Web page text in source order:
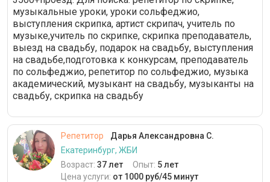
музыкальные уроки, уроки сольфеджио,
выступления скрипка, артист скрипач, учитель по
музыке,учитель по скрипке, скрипка преподаватель,
выезд на свадьбу, подарок на свадьбу, выступления
на свадьбе,подготовка к конкурсам, преподаватель
по сольфеджио, репетитор по сольфеджио, музыка
академический, музыкант на свадьбу, музыканты на
свадьбу, скрипка на свадьбу
Репетитор
Дарья Александровна С.
Екатеринбург, ЖБИ
Возраст: 37 лет Опыт: 5 лет
Цена услуги: от 1000 руб/45 минут